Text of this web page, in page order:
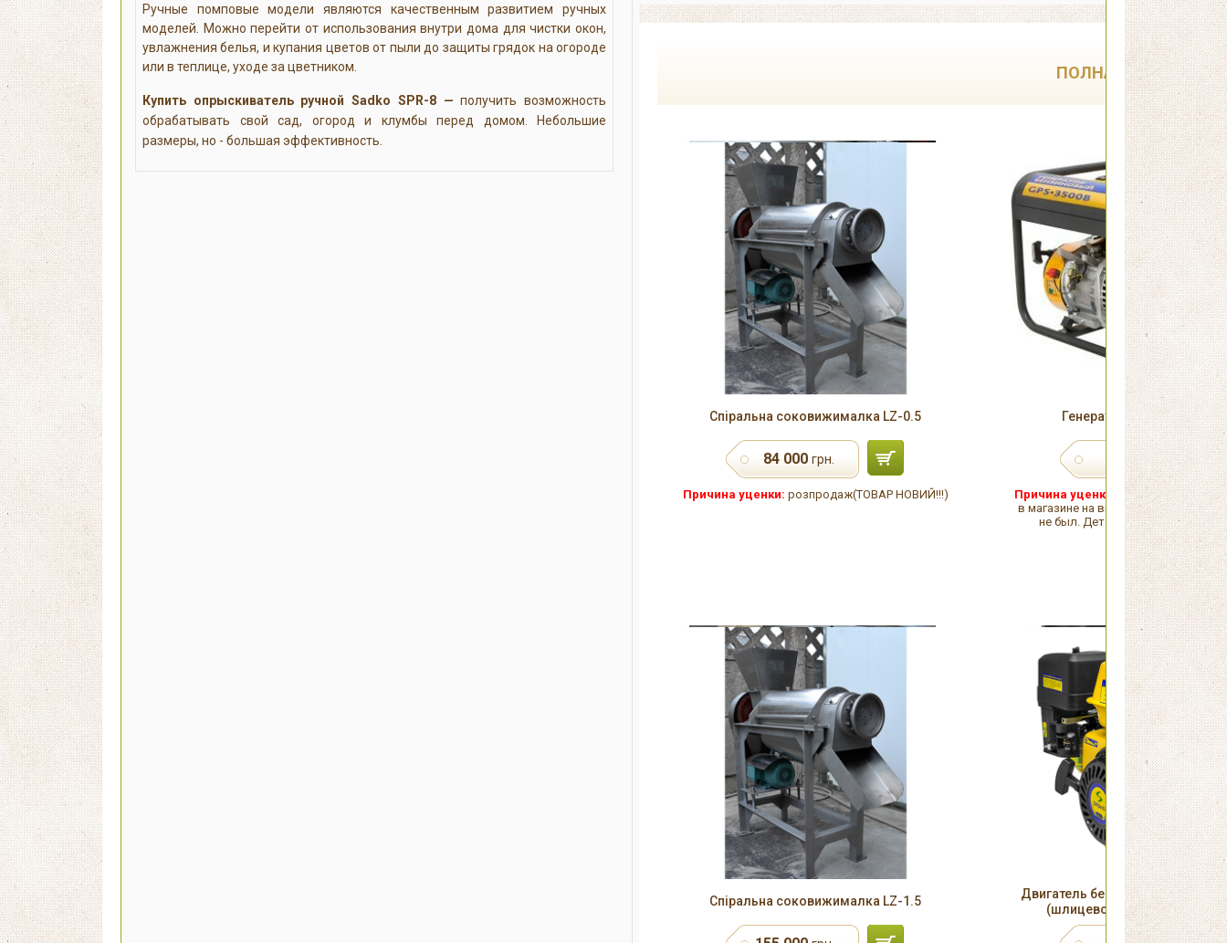
Ручные помповые модели являются качественным развитием ручных
моделей. Можно перейти от использования внутри дома для чистки окон,
увлажнения белья, и купания цветов от пыли до защиты грядок на огороде
или в теплице, уходе за цветником.
Купить опрыскиватель ручной Sadko SPR-8 — получить возможность
обрабатывать свой сад, огород и клумбы перед домом. Небольшие
размеры, но - большая эффективность.
ПОЛНАЯ
Спіральна соковижималка LZ-0.5
84 000 грн.
Причина уценки: розпродаж(ТОВАР НОВИЙ!!!)
Генератор Sadko GPS-
6 940грн.
Причина уценки:
Повреждена
в магазине на витрине. Товар в
не был. Детали уточняйте у
Спіральна соковижималка LZ-1.5
Двигатель бензиновый Sadko
(шлицевой вал + фильтр в